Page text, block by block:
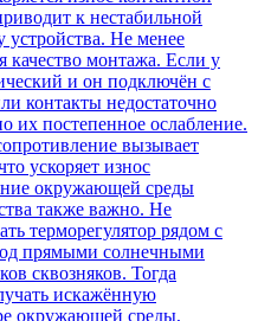
к нестабильной
устройства. Не менее
качество монтажа. Если у
и он подключён с
контакты недостаточно
их постепенное ослабление.
вызывает
ускоряет износ
окружающей среды
также важно. Не
терморегулятор рядом с
прямыми солнечными
сквозняков. Тогда
искажённую
окружающей среды,